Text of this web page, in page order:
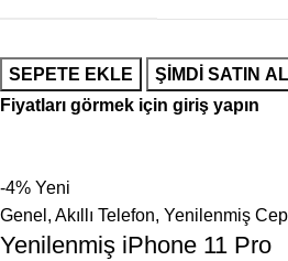
SEPETE EKLE
ŞIMDI SATIN AL
Fiyatları görmek için giriş yapın
-4% Yeni
Genel , Akıllı Telefon, Yenilenmiş
Yenilenmiş iPhone 11 Pro